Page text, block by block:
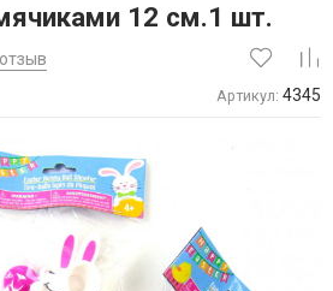
12 см.1 шт.
Артикул: 4345